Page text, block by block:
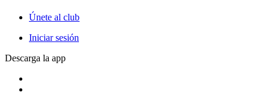
Únete al club
Iniciar sesión
Descarga la app